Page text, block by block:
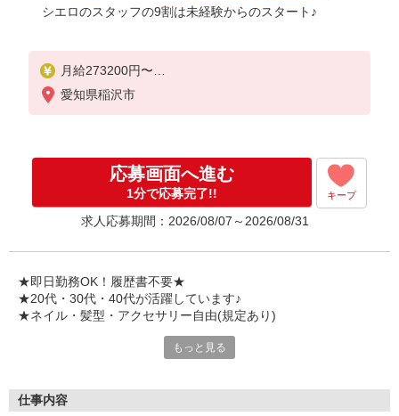
シエロのスタッフの9割は未経験からのスタート♪
月給273200円〜
※残業手当別途支給
※研修期間6か月・時給1550円〜
゜+゜・。○。・゜+゜・。○。・゜+゜
入社祝い金10万円支給(規定有)
お友達を紹介頂くと,
インセンティブ支給(規定有)
゜・。○。・゜+゜・。○。・゜+゜
愛知県稲沢市
応募画面へ進む
1分で応募完了!! キープ
求人応募期間：2026/08/07～2026/08/31
★即日勤務OK！履歴書不要★
★20代・30代・40代が活躍しています♪
★ネイル・髪型・アクセサリー自由(規定あり)
シエロのスタッフは9割が未経験スタート。
ずっと先まで役に立ちます！
もっと見る
仕事内容